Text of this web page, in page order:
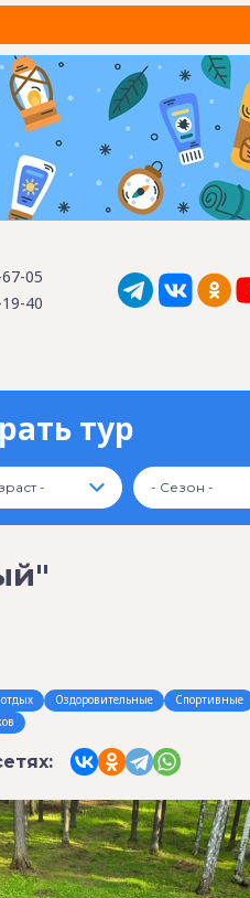
05
40
тур
- - Сезон -
Оздоровительные Спортивные